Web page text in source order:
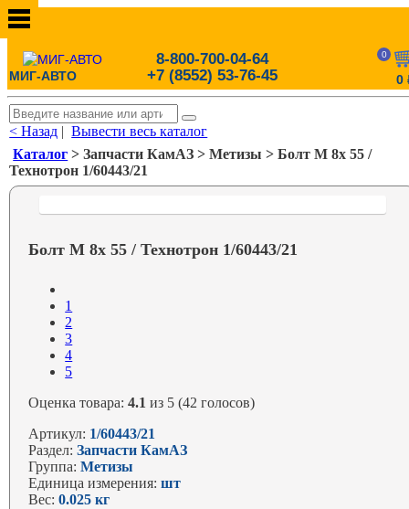
МИГ-АВТО
8-800-700-04-64
+7 (8552) 53-76-45
0
0
< Назад |Вывести весь каталог
Каталог > Запчасти КамАЗ > Метизы > Болт М 8х 55 /
Технотрон 1/60443/21
Болт М 8х 55 / Технотрон 1/60443/21
1
2
3
4
5
Оценка товара:4.1 из 5 (42 голосов)
Артикул: 1/60443/21
Раздел:Запчасти КамАЗ
Группа:Метизы
Единица измерения:шт
Вес:0.025 кг